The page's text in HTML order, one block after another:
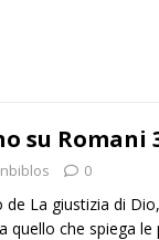
su Romani
0
La giustizia di
quello che spiega le